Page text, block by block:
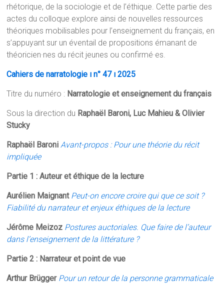
rhétorique, de la sociologie et de l’éthique. Cette partie des
actes du colloque explore ainsi de nouvelles ressources
théoriques mobilisables pour l’enseignement du français, en
s’appuyant sur un éventail de propositions émanant de
théoricien·nes du récit jeunes ou confirmé·es.
Cahiers de narratologie ı n° 47 ı 2025
Titre du numéro : Narratologie et enseignement du français
Sous la direction du Raphaël Baroni, Luc Mahieu & Olivier
Stucky
Raphaël Baroni Avant-propos : Pour une théorie du récit
impliquée
Partie 1 : Auteur et éthique de la lecture
Aurélien Maignant Peut-on encore croire qui que ce soit ?
Fiabilité du narrateur et enjeux éthiques de la lecture
Jérôme Meizoz Postures auctoriales. Que faire de l’auteur
dans l’enseignement de la littérature ?
Partie 2 : Narrateur et point de vue
Arthur Brügger Pour un retour de la personne grammaticale